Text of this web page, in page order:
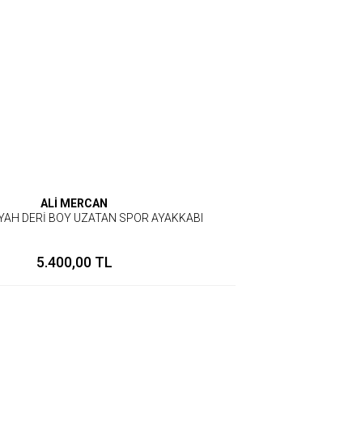
ALİ MERCAN
DERİ BOY UZATAN SPOR AYAKKABI
5.400,00 TL